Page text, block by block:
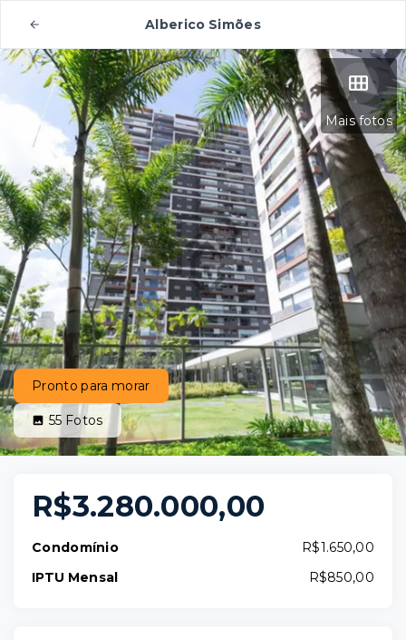
Alberico Simões
Mais fotos
Pronto para morar
55 Fotos
R$3.280.000,00
Condomínio
R$1.650,00
IPTU Mensal
R$850,00